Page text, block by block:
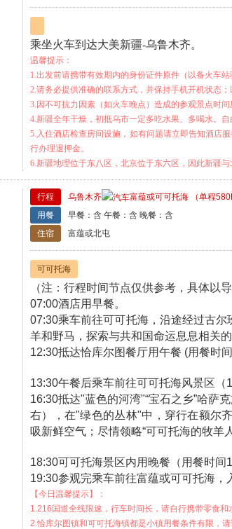
乘坐火车到达大美新疆-乌鲁木齐。
温馨提示：
1.出发前请携带有效期内的身份证件原件（以备火车站
2.请务必提供准确的联系方式，并保持手机开机状态；
3.因不可抗力因素（如火车晚点）造成的参观景点时
4.新疆全年干燥，初抵乌市一定多吃水果、多喝水。
5.入住酒店检查房间设施，如有问题请立即告知酒店
行办理退押金。
6.新疆地理位于东八区，北京位于东六区，因此新疆
行程 乌鲁木齐
富蕴或可可托海 （单程
用餐
早餐：含 午餐：含 晚餐：含
住宿
富蕴或北屯
可可托海
（注：行程时间节点仅供参考，具体以
07:00酒店用早餐。
07:30乘车前往可可托海，沿途经过古
羊和野马，探索与共和国命运息息相关
12:30抵达恰库尔图餐厅用午餐 (用餐时间
13:30午餐后乘车前往可可托海风景区（
16:30抵达"蓝色的河湾"“宝石之乡”哈萨
右），在"绿色的丛林"中，穿行在额尔
吸新鲜空气；尽情领略“可可托海的牧羊
18:30可可托海景区内用晚餐（用餐时间1
19:30参观完乘车前往富蕴或可可托海，
【今日温馨提示】：
1.216国道全线限速，行车时间长，请自行携带零食和
2.恰库尔图镇和可可托海镇都是小镇用餐条件有限，请